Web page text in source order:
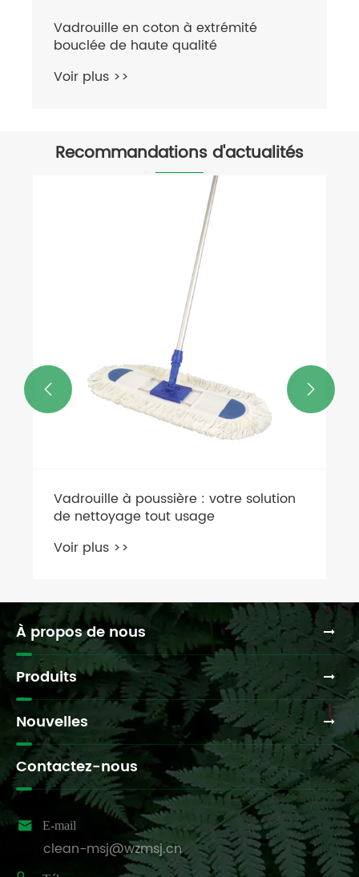
Recommandations d'actualités
Quelles sont les caractéristiques et
applications de la microfibre ?
 
À propos de nous
Produits
Nouvelles
Contactez-nous
 E-mail
clean-msj@wzmsj.cn